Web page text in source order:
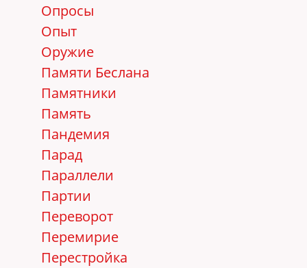
Опросы
Опыт
Оружие
Памяти Беслана
Памятники
Память
Пандемия
Парад
Параллели
Партии
Переворот
Перемирие
Перестройка